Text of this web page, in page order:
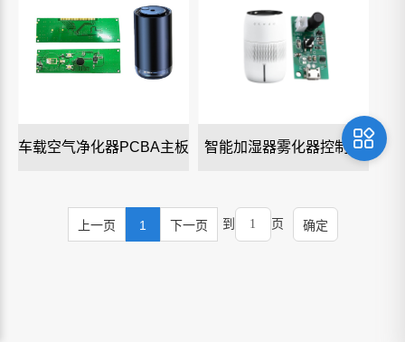
车载空气净化器PCBA主板 智能加湿器雾化器控制板
上一页 1 下一页 到 页 确定